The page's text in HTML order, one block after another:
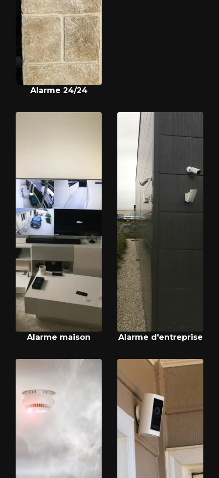
Alarme 24/24
Alarme maison Alarme d'entreprise